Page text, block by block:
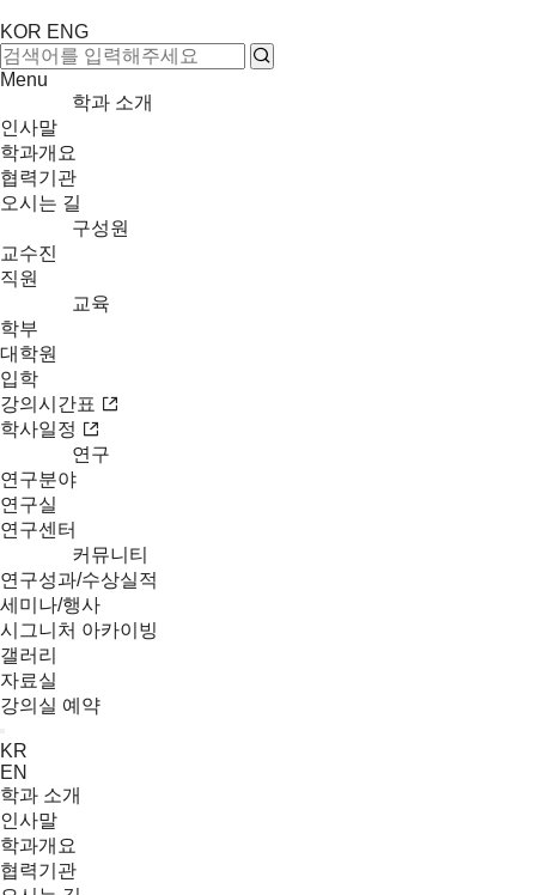
KOR ENG
Menu
학과 소개
인사말
학과개요
협력기관
오시는 길
구성원
교수진
직원
교육
학부
대학원
입학
강의시간표
학사일정
연구
연구분야
연구실
연구센터
커뮤니티
연구성과/수상실적
세미나/행사
시그니처 아카이빙
갤러리
자료실
강의실 예약
Menu
KR
EN
학과 소개
인사말
학과개요
협력기관